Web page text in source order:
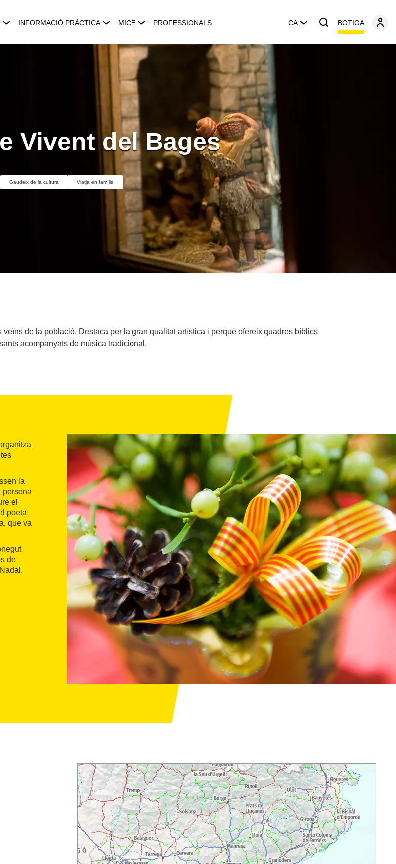
INFORMACIÓ PRÀCTICA MICE PROFESSIONALS CA BOTIGA
Vivent del Bages
Gaudeix de la cultura Viatja en família
de la població. Destaca per la gran qualitat artística i perquè ofereix quadres bíblics
acompanyats de música tradicional.
la
persona
el
poeta
que va
de